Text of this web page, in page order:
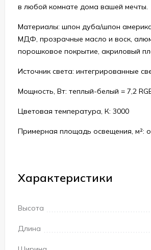
в любой комнате дома вашей мечты.
Материалы: шпон дуба/шпон
МДФ, прозрачные масло и воск,
порошковое покрытие, акриловый
Источник света: интегрированные
Мощность, Вт: теплый-белый = 7,2
Цветовая температура, К: 3000
Примерная площадь освещения, м²:
Характеристики
Высота
Длина